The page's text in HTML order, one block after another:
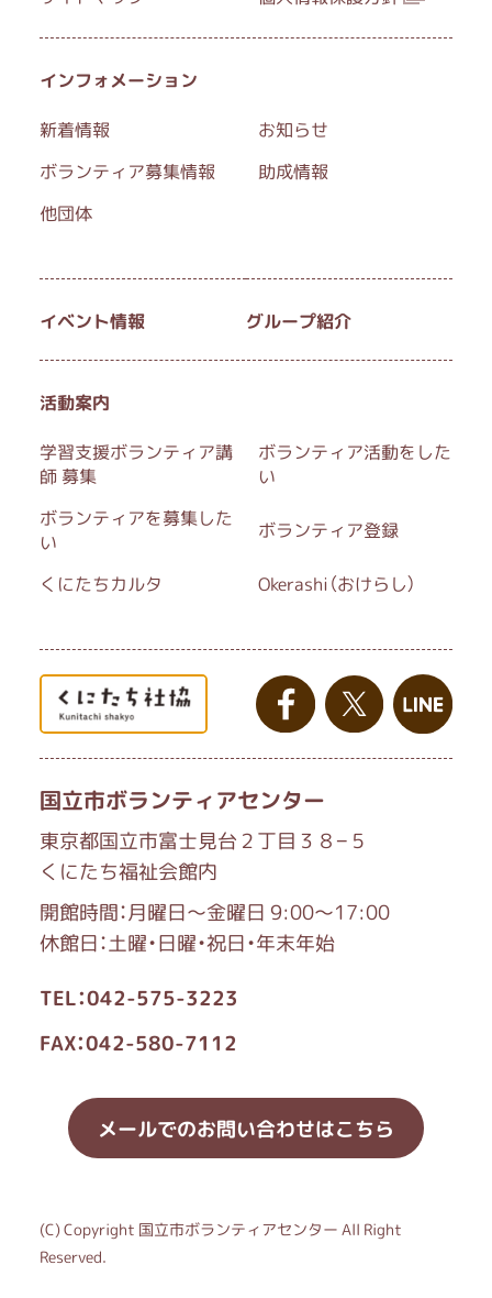
インフォメーション
新着情報
お知らせ
ボランティア募集情報
助成情報
他団体
イベント情報 グループ紹介
活動案内
学習支援ボランティア講
師 募集
ボランティア活動をした
い
ボランティアを募集した
い
ボランティア登録
くにたちカルタ Okerashi（おけらし）
国立市ボランティアセンター
東京都国立市富士見台２丁目３８−５
くにたち福祉会館内
開館時間：月曜日～金曜日 9:00～17:00
休館日：土曜・日曜・祝日・年末年始
TEL：042-575-3223
FAX：042-580-7112
メールでのお問い合わせはこちら
(C) Copyright 国立市ボランティアセンター All Right
Reserved.